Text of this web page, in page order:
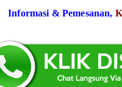
Informasi & Pemesanan,